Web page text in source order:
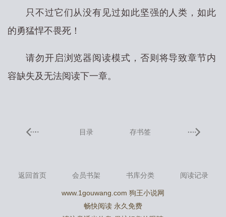
只不过它们从没有见过如此坚强的人类，如此
的勇猛悍不畏死！
请勿开启浏览器阅读模式，否则将导致章节内
容缺失及无法阅读下一章。
目录 存书签
返回首页 会员书架 书库分类 阅读记录
www.1gouwang.com 狗王小说网
畅快阅读 永久免费